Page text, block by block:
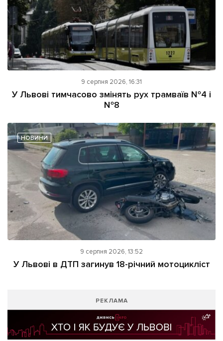
9 серпня 2026, 16:31
У Львові тимчасово змінять рух трамваїв №4 і
№8
НОВИНИ
9 серпня 2026, 13:52
У Львові в ДТП загинув 18-річний мотоцикліст
РЕКЛАМА